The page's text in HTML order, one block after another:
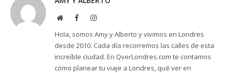
WebsiteFacebookInstagram
Hola, somos Amy y Alberto y vivimos en Londres
desde 2010. Cada día recorremos las calles de esta
increíble ciudad. En QverLondres.com te contamos
cómo planear tu viaje a Londres, qué ver en